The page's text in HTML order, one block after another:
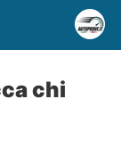
chi